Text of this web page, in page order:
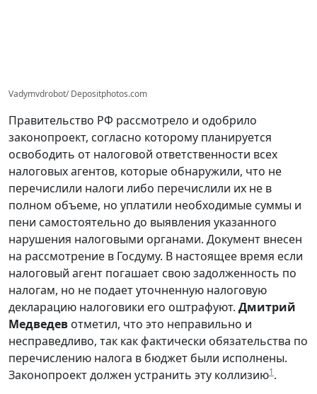
Vadymvdrobot/ Depositphotos.com
Правительство РФ рассмотрело и одобрило
законопроект, согласно которому планируется
освободить от налоговой ответственности всех
налоговых агентов, которые обнаружили, что не
перечислили налоги либо перечислили их не в
полном объеме, но уплатили необходимые суммы и
пени самостоятельно до выявления указанного
нарушения налоговыми органами. Документ внесен
на рассмотрение в Госдуму. В настоящее время если
налоговый агент погашает свою задолженность по
налогам, но не подает уточненную налоговую
декларацию налоговики его оштрафуют. Дмитрий
Медведев отметил, что это неправильно и
несправедливо, так как фактически обязательства по
перечислению налога в бюджет были исполнены.
Законопроект должен устранить эту коллизию1.